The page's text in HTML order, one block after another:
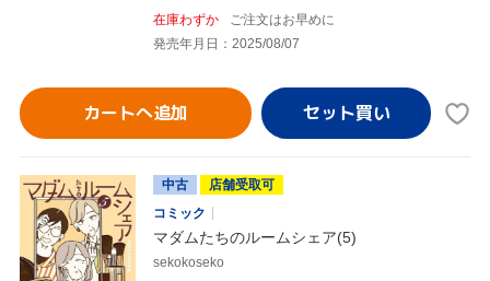
在庫わずか
ご注文はお早めに
発売年月日：2025/08/07
カートへ追加
中古
店舗受取可
コミック
マダムたちのルームシェア(5)
sekokoseko